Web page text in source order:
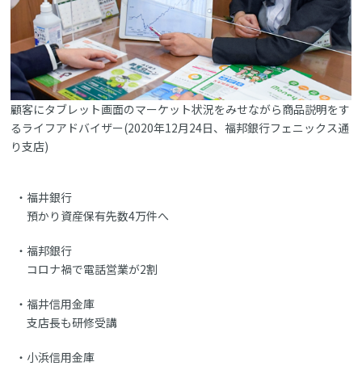
顧客にタブレット画面のマーケット状況をみせながら商品説明をす
るライフアドバイザー(2020年12月24日、福邦銀行フェニックス通
り支店)
福井銀行
預かり資産保有先数4万件へ
福邦銀行
コロナ禍で電話営業が2割
福井信用金庫
支店長も研修受講
小浜信用金庫